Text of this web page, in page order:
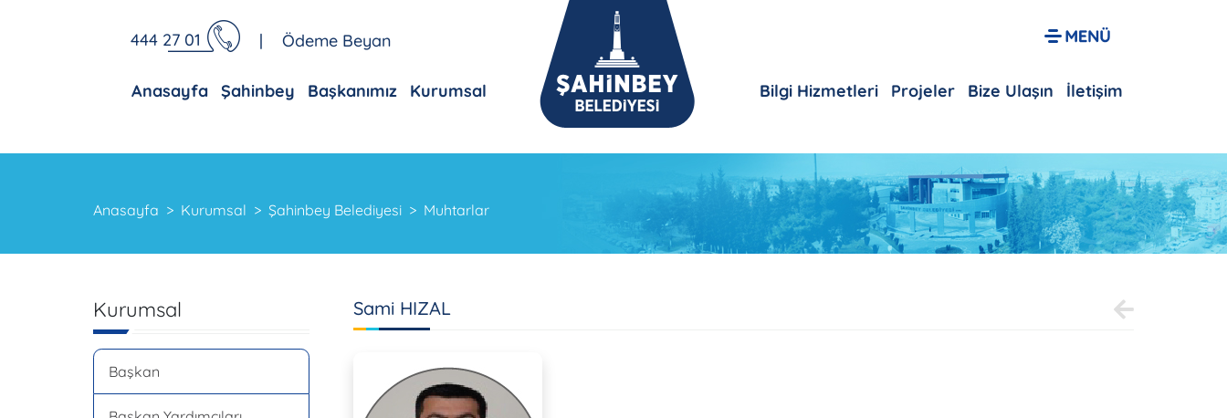
444 27 01 | Ödeme Beyan
Anasayfa Şahinbey Başkanımız Kurumsal Bilgi Hizmetleri Projeler Bize Ulaşın İletişim
Anasayfa Kurumsal Şahinbey Belediyesi Muhtarlar
Kurumsal
Başkan
Sami HIZAL